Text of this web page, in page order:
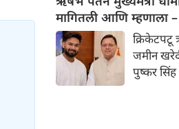
एफडीए
शुक्रवारी
मागितली आणि म्हणाला –
जमीन शोधत आहे
जमीन
पुष्कर सिंह